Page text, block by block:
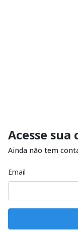
Acesse sua
Ainda não tem
Email